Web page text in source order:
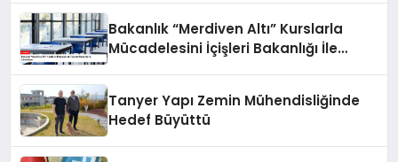
Bakanlık “Merdiven Altı” Kurslarla
Mücadelesini İçişleri Bakanlığı İle
Tanyer Yapı Zemin Mühendisliğinde
Hedef Büyüttü